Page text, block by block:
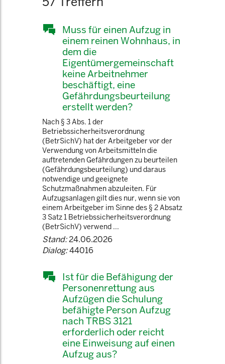
Muss für einen Aufzug in
einem reinen Wohnhaus, in
dem die
Eigentümergemeinschaft
keine Arbeitnehmer
beschäftigt, eine
Gefährdungsbeurteilung
erstellt werden?
Nach § 3 Abs. 1 der
Betriebssicherheitsverordnung
(BetrSichV) hat der Arbeitgeber vor der
Verwendung von Arbeitsmitteln die
auftretenden Gefährdungen zu beurteilen
(Gefährdungsbeurteilung) und daraus
notwendige und geeignete
Schutzmaßnahmen abzuleiten. Für
Aufzugsanlagen gilt dies nur, wenn sie von
einem Arbeitgeber im Sinne des § 2 Absatz
3 Satz 1 Betriebssicherheitsverordnung
(BetrSichV) verwend ...
Stand:24.06.2026
Dialog:44016
Ist für die Befähigung der
Personenrettung aus
Aufzügen die Schulung
befähigte Person Aufzug
nach TRBS 3121
erforderlich oder reicht
eine Einweisung auf einen
Aufzug aus?